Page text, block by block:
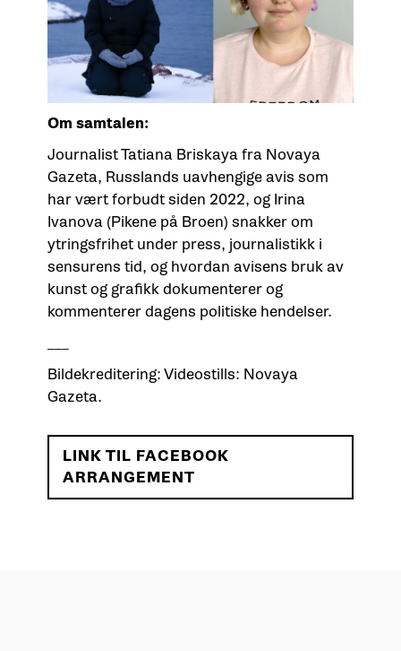
Om samtalen:
Journalist Tatiana Briskaya fra Novaya
Gazeta, Russlands uavhengige avis som
har vært forbudt siden 2022, og Irina
Ivanova (Pikene på Broen) snakker om
ytringsfrihet under press, journalistikk i
sensurens tid, og hvordan avisens bruk av
kunst og grafikk dokumenterer og
kommenterer dagens politiske hendelser.
Bildekreditering: Videostills: Novaya
Gazeta.
LINK TIL FACEBOOK
ARRANGEMENT